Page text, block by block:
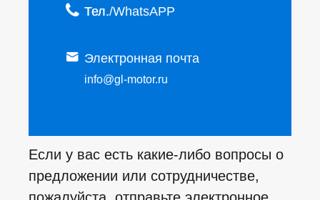
 Тел.
 Электронная почта
info@gl-motor.ru
Если у вас есть какие-либо вопросы о
предложении или сотрудничестве,